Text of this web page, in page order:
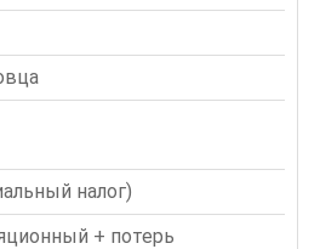
налог)
+ потерь